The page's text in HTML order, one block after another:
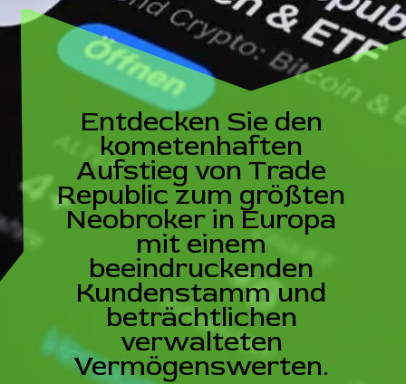
Entdecken Sie den
kometenhaften
Aufstieg von Trade
Republic zum größten
Neobroker in Europa
mit einem
beeindruckenden
Kundenstamm und
beträchtlichen
verwalteten
Vermögenswerten.